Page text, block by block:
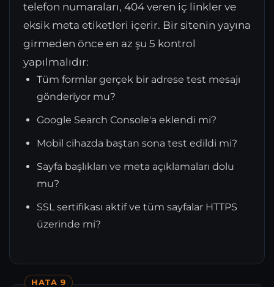
telefon numaraları, 404 veren iç linkler ve
eksik meta etiketleri içerir. Bir sitenin yayına
girmeden önce en az şu 5 kontrol
yapılmalıdır:
Tüm formlar gerçek bir adrese test mesajı
gönderiyor mu?
Google Search Console'a eklendi mi?
Mobil cihazda baştan sona test edildi mi?
Sayfa başlıkları ve meta açıklamaları dolu
mu?
SSL sertifikası aktif ve tüm sayfalar HTTPS
üzerinde mi?
HATA 9